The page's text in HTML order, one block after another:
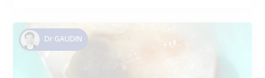
Dr GAUDIN